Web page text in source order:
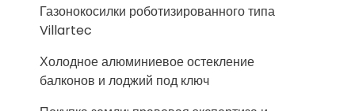
Газонокосилки роботизированного типа
Villartec
Холодное алюминиевое остекление
балконов и лоджий под ключ